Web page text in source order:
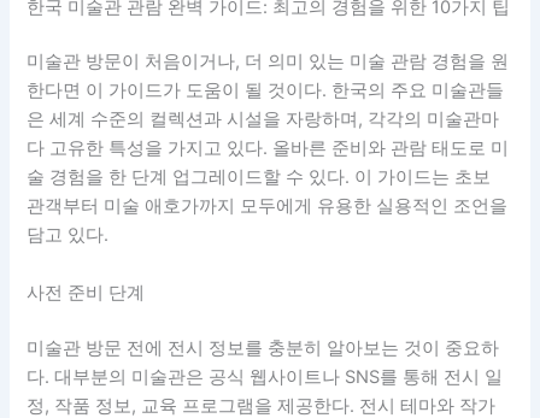
한국 미술관 관람 완벽 가이드: 최고의 경험을 위한 10가지 팁
미술관 방문이 처음이거나, 더 의미 있는 미술 관람 경험을 원
한다면 이 가이드가 도움이 될 것이다. 한국의 주요 미술관들
은 세계 수준의 컬렉션과 시설을 자랑하며, 각각의 미술관마
다 고유한 특성을 가지고 있다. 올바른 준비와 관람 태도로 미
술 경험을 한 단계 업그레이드할 수 있다. 이 가이드는 초보
관객부터 미술 애호가까지 모두에게 유용한 실용적인 조언을
담고 있다.
사전 준비 단계
미술관 방문 전에 전시 정보를 충분히 알아보는 것이 중요하
다. 대부분의 미술관은 공식 웹사이트나 SNS를 통해 전시 일
정, 작품 정보, 교육 프로그램을 제공한다. 전시 테마와 작가